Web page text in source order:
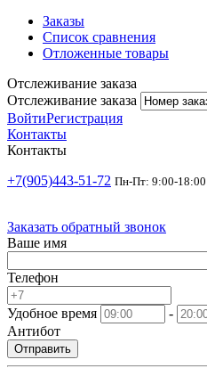
Заказы
Список сравнения
Отложенные товары
Отслеживание заказа
Отслеживание заказа
ВойтиРегистрация
Контакты
Контакты
+7(905)443-51-72 Пн-Пт: 9:00-18:00
Заказать обратный звонок
Ваше имя
Телефон
Удобное время
-
Антибот
Отправить